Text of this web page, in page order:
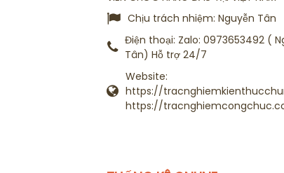
Chịu trách nhiệm: Nguyễn Tân
Điện thoại: Zalo: 0973653492 (
Tân) Hỗ trợ 24/7
Website:
https://
https://